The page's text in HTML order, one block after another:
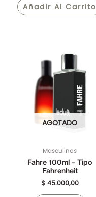
Añadir Al Carrito
AGOTADO
Masculinos
Fahre 100ml – Tipo
Fahrenheit
$ 45.000,00